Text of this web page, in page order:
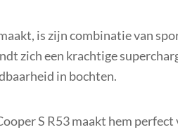
is zijn combinatie van
zich een krachtige
in bochten.
S R53 maakt hem